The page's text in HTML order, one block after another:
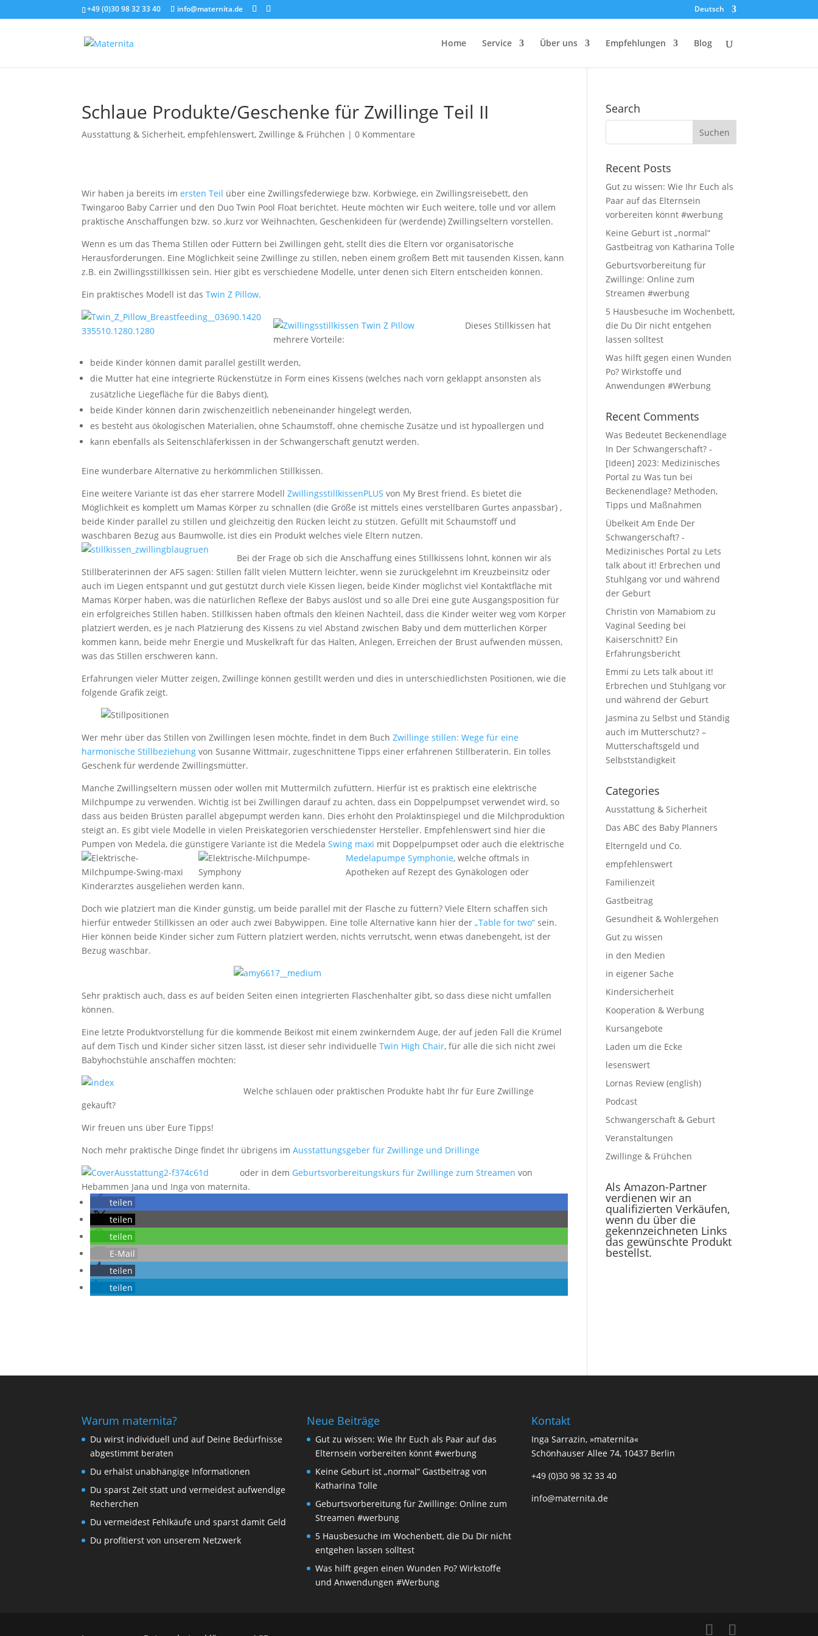
+49 (0)30 98 32 33 40 info@maternita.de Deutsch
Home Service Über uns Empfehlungen Blog
Schlaue Produkte/Geschenke für Zwillinge Teil II
Ausstattung & Sicherheit,empfehlenswert,Zwillinge & Frühchen |0 Kommentare
Wir haben ja bereits imersten Teil über eine Zwillingsfederwiege bzw. Korbwiege, ein Zwillingsreisebett, den
Twingaroo Baby Carrier und den Duo Twin Pool Float berichtet. Heute möchten wir Euch weitere, tolle und vor allem
praktische Anschaffungen bzw. so ,kurz vor Weihnachten, Geschenkideen für (werdende) Zwillingseltern vorstellen.
Wenn es um das Thema Stillen oder Füttern bei Zwillingen geht, stellt dies die Eltern vor organisatorische
Herausforderungen. Eine Möglichkeit seine Zwillinge zu stillen, neben einem großem Bett mit tausenden Kissen, kann
z.B. ein Zwillingsstillkissen sein. Hier gibt es verschiedene Modelle, unter denen sich Eltern entscheiden können.
Ein praktisches Modell ist dasTwin Z Pillow.
Dieses Stillkissen hat
mehrere Vorteile:
beide Kinder können damit parallel gestillt werden,
die Mutter hat eine integrierte Rückenstütze in Form eines Kissens (welches nach vorn geklappt ansonsten als
zusätzliche Liegefläche für die Babys dient),
beide Kinder können darin zwischenzeitlich nebeneinander hingelegt werden,
es besteht aus ökologischen Materialien, ohne Schaumstoff, ohne chemische Zusätze und ist hypoallergen und
kann ebenfalls als Seitenschläferkissen in der Schwangerschaft genutzt werden.
Eine wunderbare Alternative zu herkömmlichen Stillkissen.
Eine weitere Variante ist das eher starrere ModellZwillingsstillkissenPLUS von My Brest friend. Es bietet die
Möglichkeit es komplett um Mamas Körper zu schnallen (die Größe ist mittels eines verstellbaren Gurtes anpassbar) ,
beide Kinder parallel zu stillen und gleichzeitig den Rücken leicht zu stützen. Gefüllt mit Schaumstoff und
waschbaren Bezug aus Baumwolle, ist dies ein Produkt welches viele Eltern nutzen.
Bei der Frage ob sich die Anschaffung eines Stillkissens lohnt, können wir als
Stillberaterinnen der AFS sagen: Stillen fällt vielen Müttern leichter, wenn sie zurückgelehnt im Kreuzbeinsitz oder
auch im Liegen entspannt und gut gestützt durch viele Kissen liegen, beide Kinder möglichst viel Kontaktfläche mit
Mamas Körper haben, was die natürlichen Reflexe der Babys auslöst und so alle Drei eine gute Ausgangsposition für
ein erfolgreiches Stillen haben. Stillkissen haben oftmals den kleinen Nachteil, dass die Kinder weiter weg vom Körper
platziert werden, es je nach Platzierung des Kissens zu viel Abstand zwischen Baby und dem mütterlichen Körper
kommen kann, beide mehr Energie und Muskelkraft für das Halten, Anlegen, Erreichen der Brust aufwenden müssen,
was das Stillen erschweren kann.
Erfahrungen vieler Mütter zeigen, Zwillinge können gestillt werden und dies in unterschiedlichsten Positionen, wie die
folgende Grafik zeigt.
Wer mehr über das Stillen von Zwillingen lesen möchte, findet in dem BuchZwillinge stillen: Wege für eine
harmonische Stillbeziehungvon Susanne Wittmair, zugeschnittene Tipps einer erfahrenen Stillberaterin. Ein tolles
Geschenk für werdende Zwillingsmütter.
Manche Zwillingseltern müssen oder wollen mit Muttermilch zufüttern. Hierfür ist es praktisch eine elektrische
Milchpumpe zu verwenden. Wichtig ist bei Zwillingen darauf zu achten, dass ein Doppelpumpset verwendet wird, so
dass aus beiden Brüsten parallel abgepumpt werden kann. Dies erhöht den Prolaktinspiegel und die Milchproduktion
steigt an. Es gibt viele Modelle in vielen Preiskategorien verschiedenster Hersteller. Empfehlenswert sind hier die
Pumpen von Medela, die günstigere Variante ist die MedelaSwing maxi mit Doppelpumpsetoder auch die elektrische
Medelapumpe Symphonie, welche oftmals in
Apotheken auf Rezept des Gynäkologen oder
Kinderarztes ausgeliehen werden kann.
Doch wie platziert man die Kinder günstig, um beide parallel mit der Flasche zu füttern? Viele Eltern schaffen sich
hierfür entweder Stillkissen an oder auch zwei Babywippen. Eine tolle Alternative kann hier der„Table for two“ sein.
Hier können beide Kinder sicher zum Füttern platziert werden, nichts verrutscht, wenn etwas danebengeht, ist der
Bezug waschbar.
Sehr praktisch auch, dass es auf beiden Seiten einen integrierten Flaschenhalter gibt, so dass diese nicht umfallen
können.
Eine letzte Produktvorstellung für die kommende Beikost mit einem zwinkerndem Auge, der auf jeden Fall die Krümel
auf dem Tisch und Kinder sicher sitzen lässt, ist dieser sehr individuelleTwin High Chair, für alle die sich nicht zwei
Babyhochstühle anschaffen möchten:
Welche schlauen oder praktischen Produkte habt Ihr für Eure Zwillinge
gekauft?
Wir freuen uns über Eure Tipps!
Noch mehr praktische Dinge findet Ihr übrigens imAusstattungsgeber für Zwillinge und Drillinge
oder in dem Geburtsvorbereitungskurs für Zwillinge zum Streamen von
Hebammen Jana und Inga von maternita.
teilen
teilen
teilen
E-Mail
teilen
teilen
Search
Recent Posts
Gut zu wissen: Wie Ihr Euch als
Paar auf das Elternsein
vorbereiten könnt #werbung
Keine Geburt ist „normal“
Gastbeitrag von Katharina Tolle
Geburtsvorbereitung für
Zwillinge: Online zum
Streamen #werbung
5 Hausbesuche im Wochenbett,
die Du Dir nicht entgehen
lassen solltest
Was hilft gegen einen Wunden
Po? Wirkstoffe und
Anwendungen #Werbung
Recent Comments
Was Bedeutet Beckenendlage
In Der Schwangerschaft? -
[Ideen] 2023: Medizinisches
Portal zu Was tun bei
Beckenendlage? Methoden,
Tipps und Maßnahmen
Übelkeit Am Ende Der
Schwangerschaft? -
Medizinisches Portal zu Lets
talk about it! Erbrechen und
Stuhlgang vor und während
der Geburt
Christin von Mamabiom zu
Vaginal Seeding bei
Kaiserschnitt? Ein
Erfahrungsbericht
Emmi zu Lets talk about it!
Erbrechen und Stuhlgang vor
und während der Geburt
Jasmina zu Selbst und Ständig
auch im Mutterschutz? –
Mutterschaftsgeld und
Selbstständigkeit
Categories
Ausstattung & Sicherheit
Das ABC des Baby Planners
Elterngeld und Co.
empfehlenswert
Familienzeit
Gastbeitrag
Gesundheit & Wohlergehen
Gut zu wissen
in den Medien
in eigener Sache
Kindersicherheit
Kooperation & Werbung
Kursangebote
Laden um die Ecke
lesenswert
Lornas Review (english)
Podcast
Schwangerschaft & Geburt
Veranstaltungen
Zwillinge & Frühchen
Als Amazon-Partner
verdienen wir an
qualifizierten Verkäufen,
wenn du über die
gekennzeichneten Links
das gewünschte Produkt
bestellst.
Warum maternita?
Du wirst individuell und auf Deine Bedürfnisse
abgestimmt beraten
Du erhälst unabhängige Informationen
Du sparst Zeit statt und vermeidest aufwendige
Recherchen
Du vermeidest Fehlkäufe und sparst damit Geld
Du profitierst von unserem Netzwerk
Neue Beiträge
Gut zu wissen: Wie Ihr Euch als Paar auf das
Elternsein vorbereiten könnt #werbung
Keine Geburt ist „normal“ Gastbeitrag von
Katharina Tolle
Geburtsvorbereitung für Zwillinge: Online zum
Streamen #werbung
5 Hausbesuche im Wochenbett, die Du Dir nicht
entgehen lassen solltest
Was hilft gegen einen Wunden Po? Wirkstoffe
und Anwendungen #Werbung
Kontakt
Inga Sarrazin, »maternita«
Schönhauser Allee 74, 10437 Berlin
+49 (0)30 98 32 33 40
info@maternita.de